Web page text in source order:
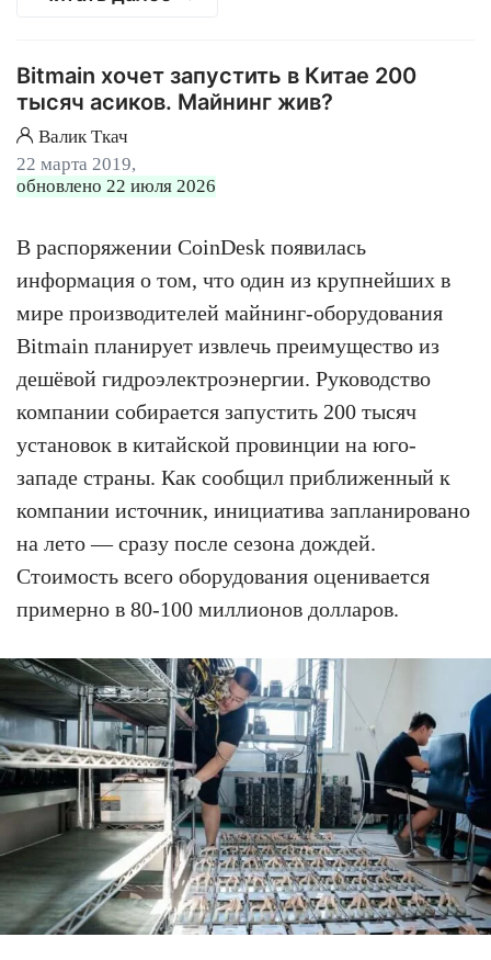
Bitmain хочет запустить в Китае 200
тысяч асиков. Майнинг жив?
Валик Ткач
22 марта 2019,
обновлено 22 июля 2026
В распоряжении CoinDesk появилась
информация о том, что один из крупнейших в
мире производителей майнинг-оборудования
Bitmain планирует извлечь преимущество из
дешёвой гидроэлектроэнергии. Руководство
компании собирается запустить 200 тысяч
установок в китайской провинции на юго-
западе страны. Как сообщил приближенный к
компании источник, инициатива запланировано
на лето — сразу после сезона дождей.
Стоимость всего оборудования оценивается
примерно в 80-100 миллионов долларов.